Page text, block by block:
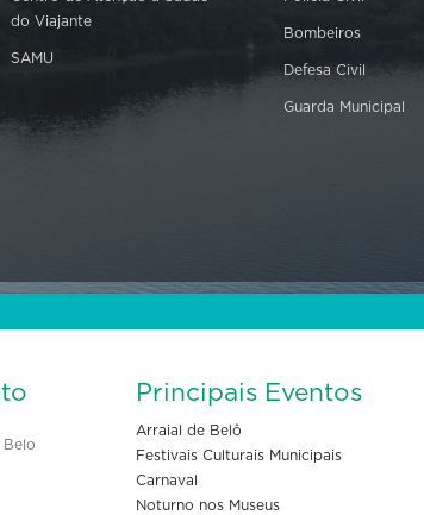
do Viajante
SAMU
Bombeiros
Defesa Civil
Guarda Municipal
Belo
Principais Eventos
Arraial de Belô
Festivais Culturais Municipais
Carnaval
Noturno nos Museus